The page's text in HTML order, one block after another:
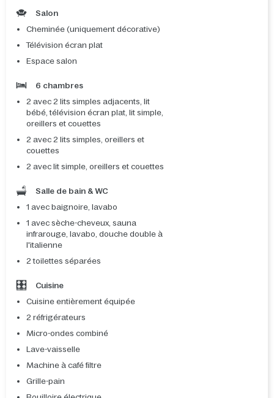
Salon
Cheminée (uniquement décorative)
Télévision écran plat
Espace salon
6 chambres
2 avec 2 lits simples adjacents, lit
bébé, télévision écran plat, lit simple,
oreillers et couettes
2 avec 2 lits simples, oreillers et
couettes
2 avec lit simple, oreillers et couettes
Salle de bain & WC
1 avec baignoire, lavabo
1 avec sèche-cheveux, sauna
infrarouge, lavabo, douche double à
l'italienne
2 toilettes séparées
Cuisine
Cuisine entièrement équipée
2 réfrigérateurs
Micro-ondes combiné
Lave-vaisselle
Machine à café filtre
Grille-pain